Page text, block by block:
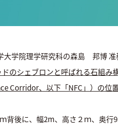
大学院理学研究科の森島 邦博
のシェブロンと呼ばれる石組
Corridor、以下「NFC」）の
背後に、幅2m、高さ２ｍ、奥行